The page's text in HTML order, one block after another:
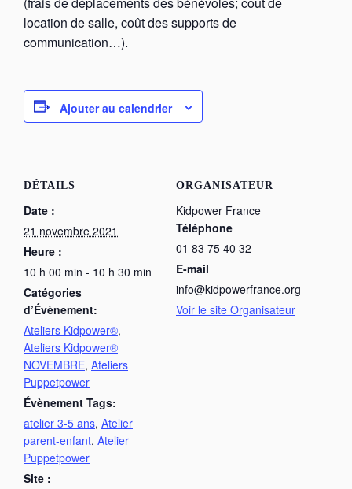
location de salle, coût des supports de
communication…).
Ajouter au calendrier
DÉTAILS
Date :
21 novembre 2021
Heure :
10 h 00 min - 10 h 30 min
Catégories
d’Évènement:
Ateliers Kidpower®,
Ateliers Kidpower®
NOVEMBRE, Ateliers
Puppetpower
Évènement Tags:
atelier 3-5 ans, Atelier
parent-enfant, Atelier
Puppetpower
Site :
ORGANISATEUR
Kidpower France
Téléphone
01 83 75 40 32
E-mail
info@kidpowerfrance.org
Voir le site Organisateur